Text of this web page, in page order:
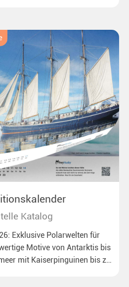
Katalog
Exklusive Polarwelten für
Motive von Antarktis bis
mit Kaiserpinguinen bis zu